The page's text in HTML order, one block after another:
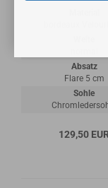
bordeaux
Absatz
Flare 5 cm
Sohle
129,50